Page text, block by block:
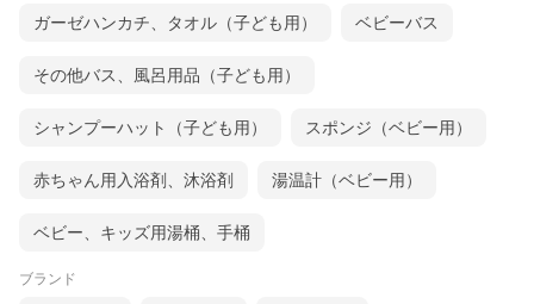
ガーゼハンカチ、タオル（子ども用） ベビーバス
その他バス、風呂用品（子ども用）
シャンプーハット（子ども用） スポンジ（ベビー用）
赤ちゃん用入浴剤、沐浴剤 湯温計（ベビー用）
ベビー、キッズ用湯桶、手桶
ブランド